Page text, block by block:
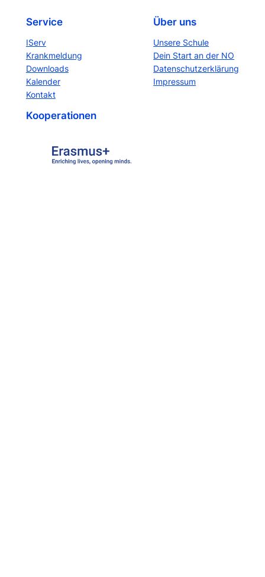
Service
IServ
Krankmeldung
Downloads
Kalender
Kontakt
Über uns
Unsere Schule
Dein Start an der NO
Datenschutzerklärung
Impressum
Kooperationen